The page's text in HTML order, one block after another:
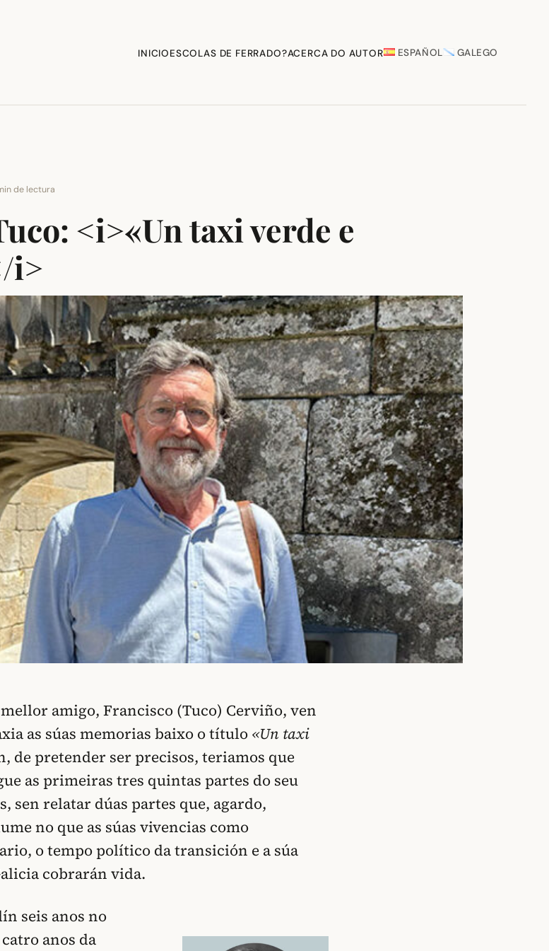
INICIOESCOLAS DE FERRADO?ACERCA DO AUTOR ESPAÑOL GALEGO
de lectura
<i>«Un taxi verde e
i>
amigo, Francisco (Tuco) Cerviño, ven
as súas memorias baixo o título «Un taxi
de pretender ser precisos, teriamos que
as primeiras tres quintas partes do seu
sen relatar dúas partes que, agardo,
no que as súas vivencias como
o tempo político da transición e a súa
cobrarán vida.
seis anos no
anos da